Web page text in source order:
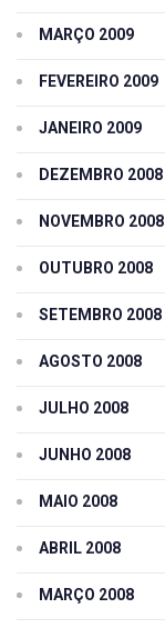
MARÇO 2009
FEVEREIRO 2009
JANEIRO 2009
DEZEMBRO 2008
NOVEMBRO 2008
OUTUBRO 2008
SETEMBRO 2008
AGOSTO 2008
JULHO 2008
JUNHO 2008
MAIO 2008
ABRIL 2008
MARÇO 2008